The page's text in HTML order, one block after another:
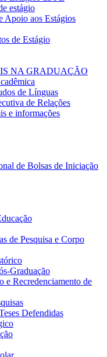
estágio
aos Estágios
de Estágio
NA GRADUAÇÃO
de Línguas
de Relações
e informações
de Bolsas de Iniciação
de Pesquisa e Corpo
Graduação
e Recredenciamento de
Defendidas